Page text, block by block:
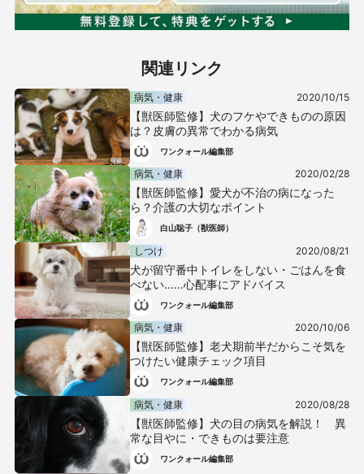
関連リンク
病気・健康 2020/10/15
【獣医師監修】犬のフケやできものの原因
は？皮膚の異常でわかる病気
ワンクォール編集部
病気・健康 2020/02/28
【獣医師監修】愛犬が不治の病になった
ら？介護の大切なポイント
白山聡子（獣医師）
しつけ 2020/08/21
犬が留守番中トイレをしない・ごはんを食
べない……心配事にアドバイス
ワンクォール編集部
病気・健康 2020/10/06
【獣医師監修】老犬期前半だからこそ気を
つけたい健康チェック項目
ワンクォール編集部
病気・健康 2020/08/28
【獣医師監修】犬の目の病気を解説！ 異
常な目やに・できものは要注意
ワンクォール編集部